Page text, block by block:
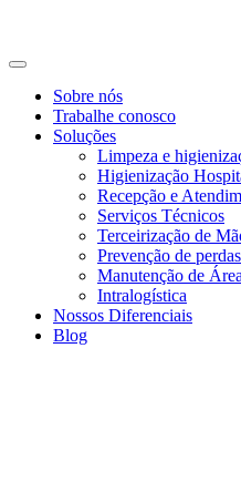
Sobre nós
Trabalhe conosco
Soluções
Limpeza e
Higienização
Recepção e
Serviços Técnicos
Terceirização de
Prevenção de
Manutenção de
Intralogística
Nossos Diferenciais
Blog